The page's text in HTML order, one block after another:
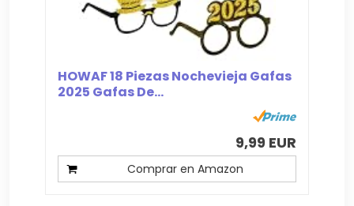
HOWAF 18 Piezas Nochevieja Gafas
2025 Gafas De...
9,99 EUR
Comprar en Amazon